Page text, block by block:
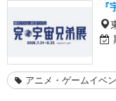
アニメ・ゲームイベ